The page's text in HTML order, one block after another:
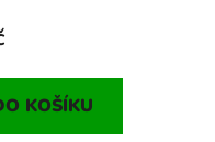
KOŠÍKU